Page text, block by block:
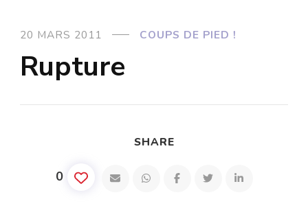
20 MARS 2011 COUPS DE PIED !
Rupture
SHARE
0